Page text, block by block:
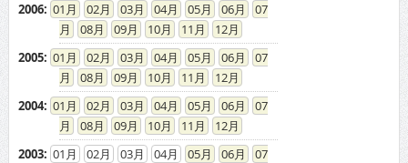
2006: 01 02 03 04 05 06
07
08
09 10 11
12
2005: 01 02 03 04 05 06
07
08
09 10 11
12
2004: 01 02 03 04 05 06
07
08
09 10 11
12
2003: 01 02 03 04 05 06
07